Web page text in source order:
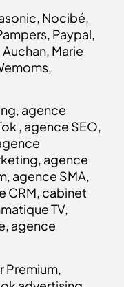
Nocibé,
Paypal,
Marie
agence
, agence SEO,
agence
agence SMA,
CRM, cabinet
TV,
agence
Premium,